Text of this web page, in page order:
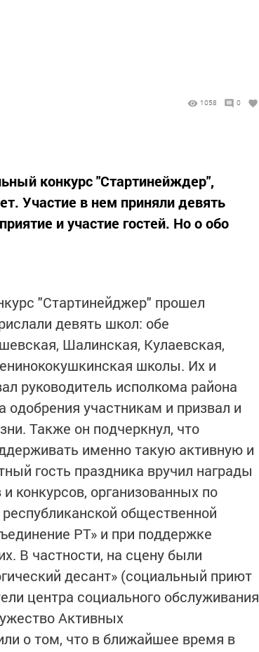
1058 0
конкурс "Стартинейждер",
Участие в нем приняли девять
и участие гостей. Но о обо
"Стартинейджер" прошел
девять школ: обе
Шалинская, Кулаевская,
школы. Их и
руководитель исполкома района
участникам и призвал и
Также он подчеркнул, что
именно такую активную и
гость праздника вручил награды
конкурсов, организованных по
общественной
РТ» и при поддержке
В частности, на сцену были
десант» (социальный приют
центра социального обслуживания
Активных
о том, что в ближайшее время в